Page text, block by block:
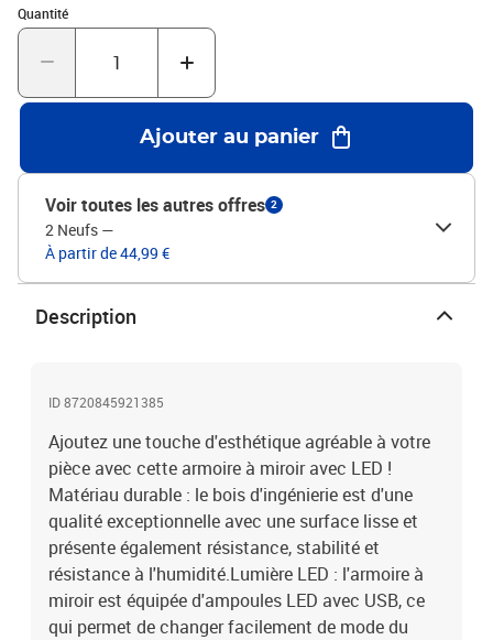
disposition de ses étagères ouvertes, vous disposez de beaucoup
d'espace et de rangement pour tous vos produits de beauté. Bon à
savoir :Les vis et les chevilles pour l'intérieur du mur ne sont pas
des chevilles adaptées spécifiquement à vos murs. Si vous n'êtes
pas sûr, vous pouvez consulter un professionnel. Veuillez lire et
suivre chaque étape des instructions.Couleur : noirMatériau : bois
d'ingénierie, acryliqueDimensions : 60 x 31,5 x 62 cm (l x P x
H)Capacité de charge maximale (totale) : 50 kgDeux modes
d'installation : sur dessus de table ou au mur
Quantité
Quantité : 1
Ajouter au panier
Voir toutes les autres offres 2
2 Neufs —
À partir de 44,99 €
Description
ID 8720845921385
Ajoutez une touche d'esthétique agréable à votre
pièce avec cette armoire à miroir avec LED !
Matériau durable : le bois d'ingénierie est d'une
qualité exceptionnelle avec une surface lisse et
présente également résistance, stabilité et
résistance à l'humidité.Lumière LED : l'armoire à
miroir est équipée d'ampoules LED avec USB, ce
qui permet de changer facilement de mode du